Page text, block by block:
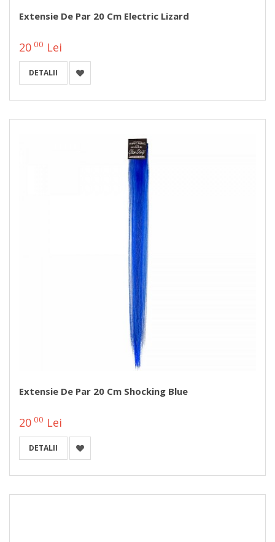
Extensie De Par 20 Cm Electric Lizard
20 00 Lei
DETALII
Extensie De Par 20 Cm Shocking Blue
20 00 Lei
DETALII